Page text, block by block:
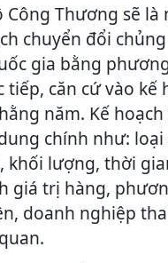
Công Thương sẽ là
chuyển đổi
gia bằng
căn cứ vào kế
năm. Kế hoạch
chính như:
khối lượng, thời
giá trị hàng,
doanh nghiệp